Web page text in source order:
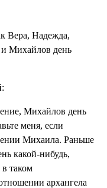
Вера, Надежда,
Михайлов день
Михайлов день
меня, если
Михаила. Раньше
какой-нибудь,
в таком
архангела